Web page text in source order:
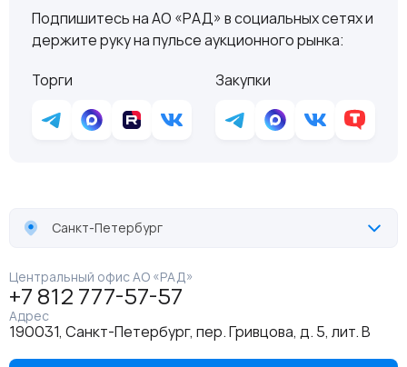
Подпишитесь на АО «РАД» в социальных сетях и
держите руку на пульсе аукционного рынка:
Торги
Закупки
Санкт-Петербург
Центральный офис АО «РАД»
+7 812 777-57-57
Адрес
190031, Санкт-Петербург, пер. Гривцова, д. 5, лит. В